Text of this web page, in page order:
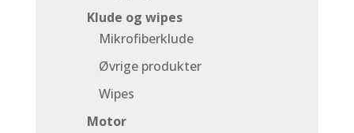
Klude og wipes
Mikrofiberklude
Øvrige produkter
Wipes
Motor